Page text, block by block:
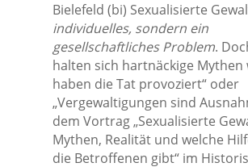
Bielefeld (bi) Sexualisierte
individuelles, sondern ein
gesellschaftliches Problem.
halten sich hartnäckige Mythen
haben die Tat provoziert“ oder
„Vergewaltigungen sind
dem Vortrag „Sexualisierte
Mythen, Realität und welche
die Betroffenen gibt“ im